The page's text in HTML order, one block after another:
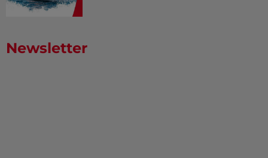
Newsletter